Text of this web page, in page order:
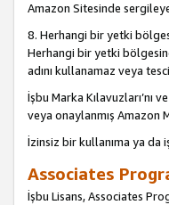
Amazon Sitesinde
8. Herhangi bir yetki
Herhangi bir yetki
adını kullanamaz veya
İşbu Marka Kılavuzları’nı
veya onaylanmış Amazon
İzinsiz bir kullanıma ya da
Associates
İşbu Lisans, Associates